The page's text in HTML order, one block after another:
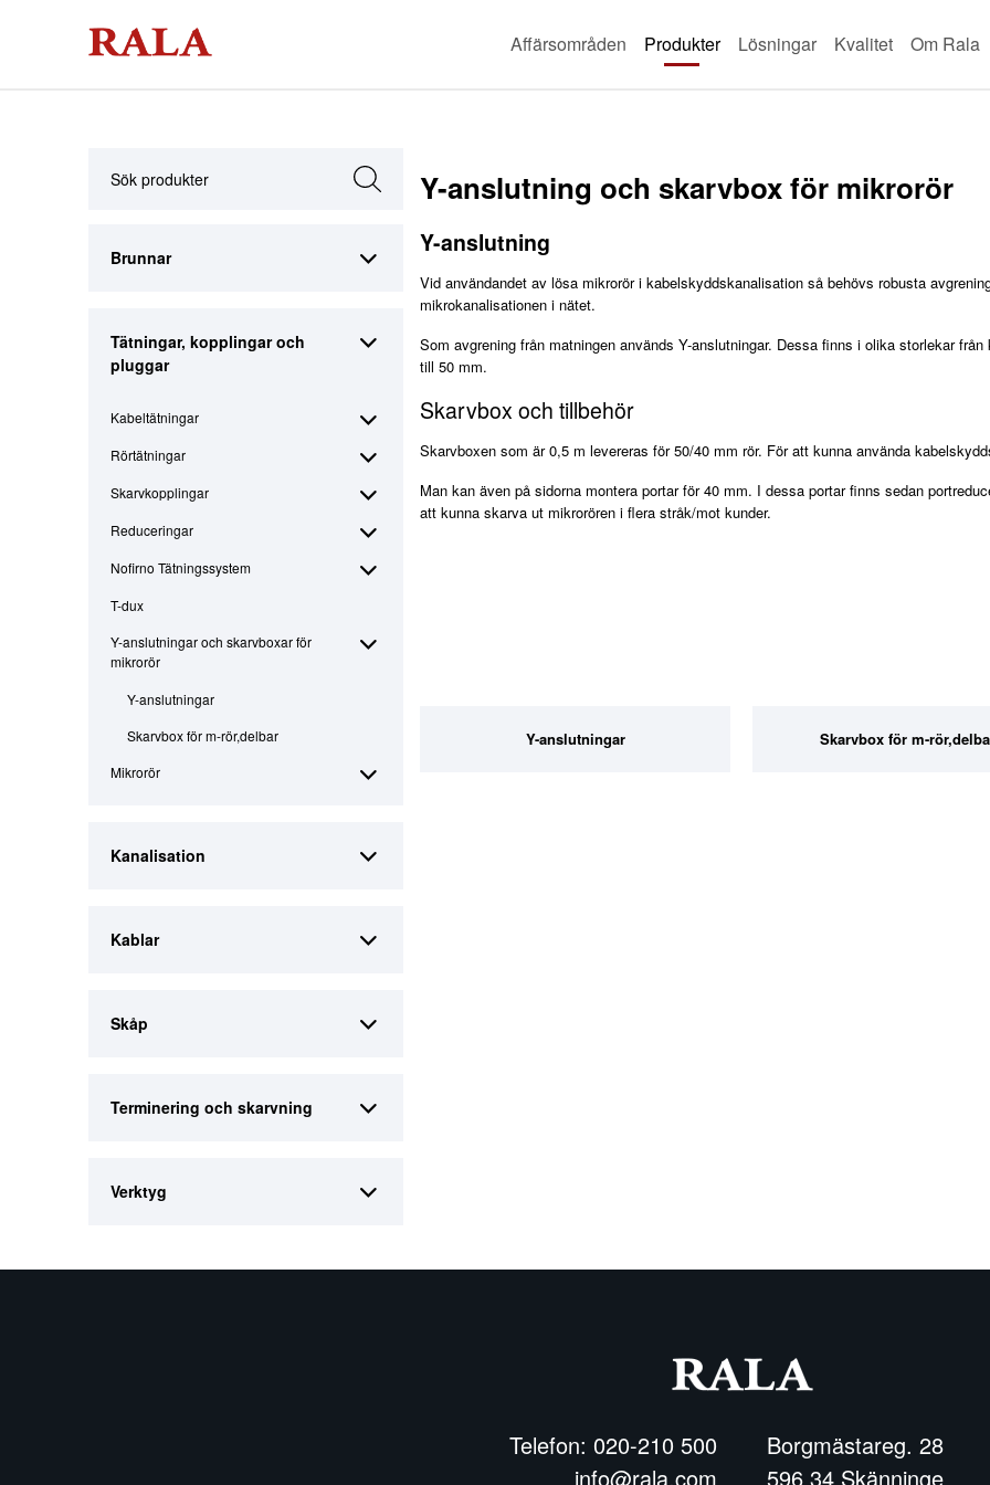
Affärsområden Produkter Lösningar Kvalitet Om Rala
Brunnar
Tätningar, kopplingar och
pluggar
Kabeltätningar
Rörtätningar
Skarvkopplingar
Reduceringar
Nofirno Tätningssystem
T-dux
Y-anslutningar och skarvboxar för
mikrorör
Y-anslutningar
Skarvbox för m-rör,delbar
Mikrorör
Kanalisation
Kablar
Skåp
Terminering och skarvning
Verktyg
Y-anslutning och skarvbox för mikrorör
Y-anslutning
Vid användandet av lösa mikrorör i kabelskyddskanalisation så behövs robusta
mikrokanalisationen i nätet.
Som avgrening från matningen används Y-anslutningar. Dessa finns i olika storlekar
till 50 mm.
Skarvbox och tillbehör
Skarvboxen som är 0,5 m levereras för 50/40 mm rör. För att kunna använda
Man kan även på sidorna montera portar för 40 mm. I dessa portar finns sedan
att kunna skarva ut mikrorören i flera stråk/mot kunder.
Y-anslutningar Skarvbox för m-
Telefon: 020-210 500
info@rala.com
Borgmästareg. 28
596 34 Skänninge